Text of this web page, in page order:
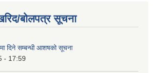
बोलपत्र सूचना
दिने सम्बन्धी आशषको सूचना
- 17:59